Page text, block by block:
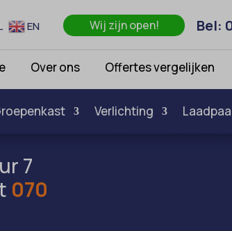
Bel:
Wij zijn open!
EN
Over ons Offertes vergelijken
Verlichting
7
070